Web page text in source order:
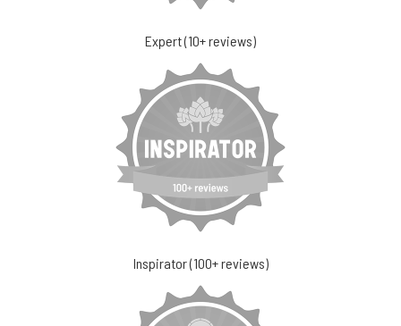
Expert (10+ reviews)
Inspirator (100+ reviews)